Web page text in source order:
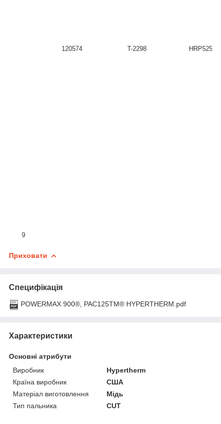
120574 T-2298 HRP52576
9
Приховати
Специфікація
POWERMAX 900®, PAC125TM® HYPERTHERM.pdf
Характеристики
Основні атрибути
Виробник
Hypertherm
Країна виробник
США
Матеріал виготовлення
Мідь
Тип пальника
CUT